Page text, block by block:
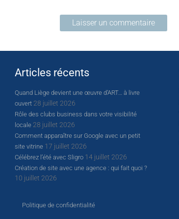
Articles récents
Quand Liège devient une œuvre d’ART… à livre
ouvert 28 juillet 2026
Rôle des clubs business dans votre visibilité
locale 28 juillet 2026
Comment apparaître sur Google avec un petit
site vitrine 17 juillet 2026
Célébrez l’été avec Sligro 14 juillet 2026
Création de site avec une agence : qui fait quoi ?
10 juillet 2026
Politique de confidentialité